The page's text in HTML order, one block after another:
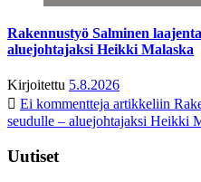
Rakennustyö Salminen
aluejohtajaksi Heikki Malaska
Kirjoitettu 5.8.2026
Ei kommentteja artikkeliin
seudulle – aluejohtajaksi Heikki
Uutiset